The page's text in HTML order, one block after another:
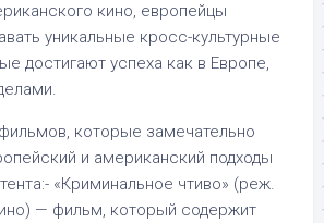
кино, европейцы
уникальные кросс-культурные
достигают успеха как в Европе,
которые замечательно
и американский подходы
«Криминальное чтиво» (реж.
— фильм, который содержит